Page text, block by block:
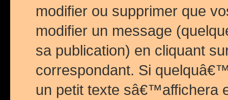
modifier ou supprimer que
modifier un message
sa publication) en cliquant
correspondant. Si
un petit texte sâ€™affichera